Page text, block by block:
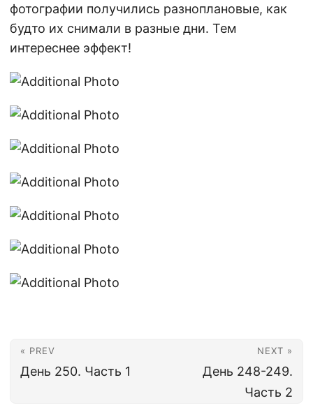
фотографии получились разноплановые, как
будто их снимали в разные дни. Тем
интереснее эффект!
« PREV
День 250. Часть 1
NEXT »
День 248-249.
Часть 2